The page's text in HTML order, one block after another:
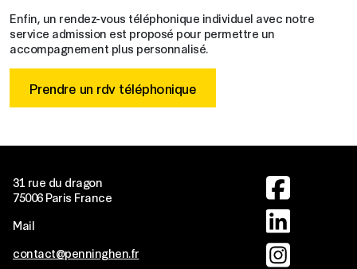
Enfin, un rendez-vous téléphonique individuel avec notre
service admission est proposé pour permettre un
accompagnement plus personnalisé.
Prendre un rdv téléphonique
31 rue du dragon
75006 Paris France
Mail
contact@penninghen.fr
Image
Image
Image